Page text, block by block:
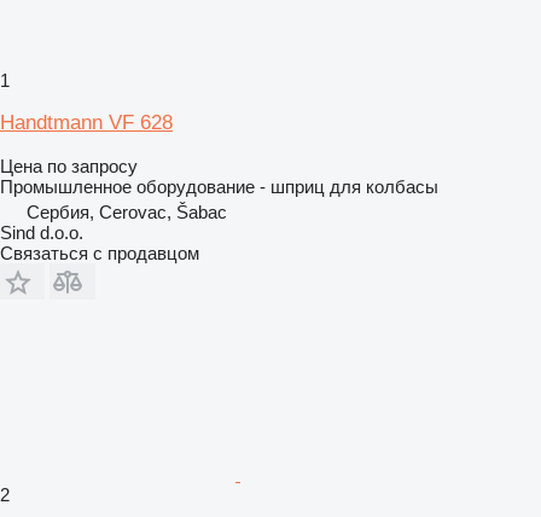
1
Handtmann VF 628
Цена по запросу
Промышленное оборудование - шприц для колбасы
Сербия, Cerovac, Šabac
Sind d.o.o.
Связаться с продавцом
2